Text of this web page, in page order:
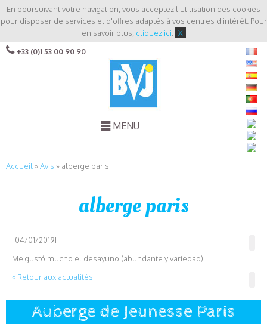
En poursuivant votre navigation, vous acceptez l'utilisation des cookies
pour disposer de services et d'offres adaptés à vos centres d'intérêt. Pour
en savoir plus, cliquez ici X
+33 (0)1 53 00 90 90
MENU
Accueil »Avis » alberge paris
alberge paris
[04/01/2019]
Me gustó mucho el desayuno (abundante y variedad)
« Retour aux actualités
Auberge de Jeunesse Paris